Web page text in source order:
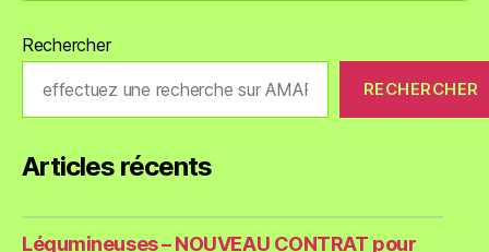
Rechercher
RECHERCHER
Articles récents
Légumineuses – NOUVEAU CONTRAT pour